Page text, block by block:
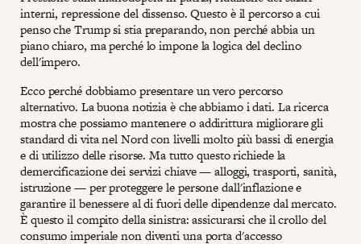
interni, repressione del dissenso. Questo è il percorso a cui
penso che Trump si stia preparando, non perché abbia un
piano chiaro, ma perché lo impone la logica del declino
dell'impero.
Ecco perché dobbiamo presentare un vero percorso
alternativo. La buona notizia è che abbiamo i dati. La ricerca
mostra che possiamo mantenere o addirittura migliorare gli
standard di vita nel Nord con livelli molto più bassi di energia
e di utilizzo delle risorse. Ma tutto questo richiede la
demercificazione dei servizi chiave — alloggi, trasporti, sanità,
istruzione — per proteggere le persone dall'inflazione e
garantire il benessere al di fuori delle dipendenze dal mercato.
È questo il compito della sinistra: assicurarsi che il crollo del
consumo imperiale non diventi una porta d'accesso